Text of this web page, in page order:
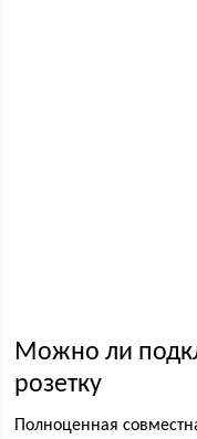
Можно ли
розетку
Полноценная